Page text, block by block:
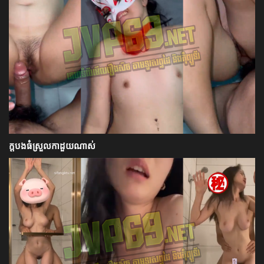
ក្ដបងធំស្រួលកាដួយណាស់